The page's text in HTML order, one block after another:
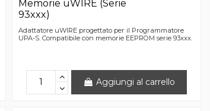
Memorie uWIRE (Serie
93xxx)
Adattatore uWIRE progettato per il Programmatore
UPA-S. Compatibile con memorie EEPROM serie 93xxx.
Aggiungi al carrello